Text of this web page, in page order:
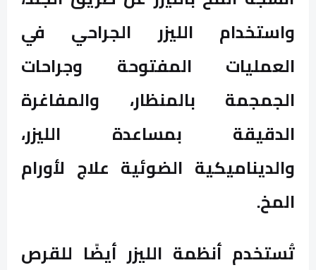
واستخدام الليزر الجراحي في
العمليات المفتوحة وجراحات
الجمجمة بالمنظار، والمفاغرة
الدقيقة بمساعدة الليزر،
والديناميكية الضوئية علاج لأورام
المخ.
تُستخدم أنظمة الليزر أيضًا للقرص